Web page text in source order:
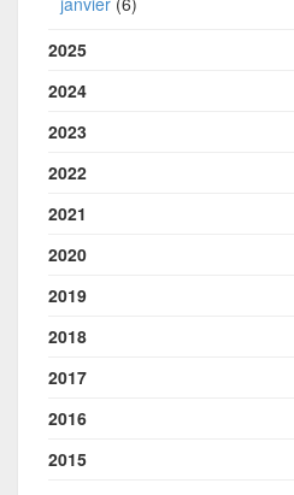
2025
2024
2023
2022
2021
2020
2019
2018
2017
2016
2015